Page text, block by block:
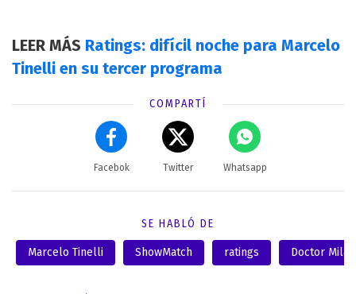
LEER MÁS Ratings: difícil noche para Marcelo
Tinelli en su tercer programa
COMPARTÍ
Facebok Twitter Whatsapp
SE HABLÓ DE
Marcelo Tinelli ShowMatch ratings Doctor